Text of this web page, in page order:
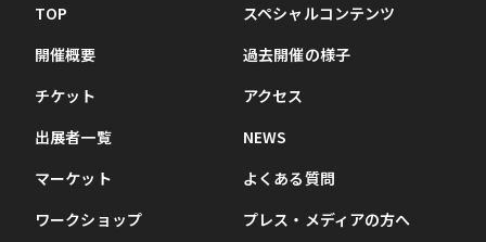
TOP
開催概要
チケット
出展者一覧
マーケット
ワークショップ
スペシャルコンテンツ
過去開催の様子
アクセス
NEWS
よくある質問
プレス・メディアの方へ